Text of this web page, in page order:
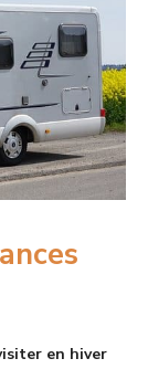
en hiver